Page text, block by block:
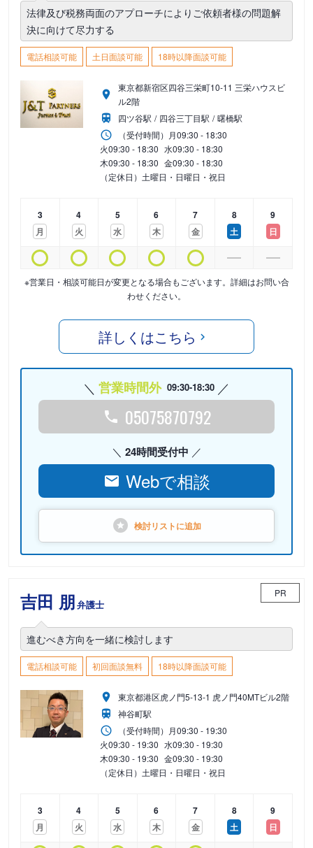
法律及び税務両面のアプローチによりご依頼者様の問題解
決に向けて尽力する
電話相談可能 土日面談可能 18時以降面談可能
東京都新宿区四谷三栄町10-11 三栄ハウスビ
ル2階
四ツ谷駅
四谷三丁目駅
曙橋駅
（受付時間） 月09:30 - 18:30
火09:30 - 18:30 水09:30 - 18:30
木09:30 - 18:30 金09:30 - 18:30
（定休日）土曜日・日曜日・祝日
3
月
4
火
5
水
6
木
7
金
8
土
9
日
※営業日・相談可能日が変更となる場合もございます。詳細はお問い合
わせください。
詳しくはこちら
営業時間外 09:30-18:30
05075870792
24時間受付中
Webで相談
検討リストに追加
吉田 朋弁護士
PR
進むべき方向を一緒に検討します
電話相談可能 初回面談無料 18時以降面談可能
東京都港区虎ノ門5-13-1 虎ノ門40MTビル2階
神谷町駅
（受付時間） 月09:30 - 19:30
火09:30 - 19:30 水09:30 - 19:30
木09:30 - 19:30 金09:30 - 19:30
（定休日）土曜日・日曜日・祝日
3
月
4
火
5
水
6
木
7
金
8
土
9
日